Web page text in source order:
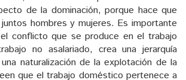
de la dominación, porque hace que
hombres y mujeres. Es importante
conflicto que se produce en el trabajo
no asalariado, crea una jerarquía
naturalización de la explotación de la
que el trabajo doméstico pertenece a